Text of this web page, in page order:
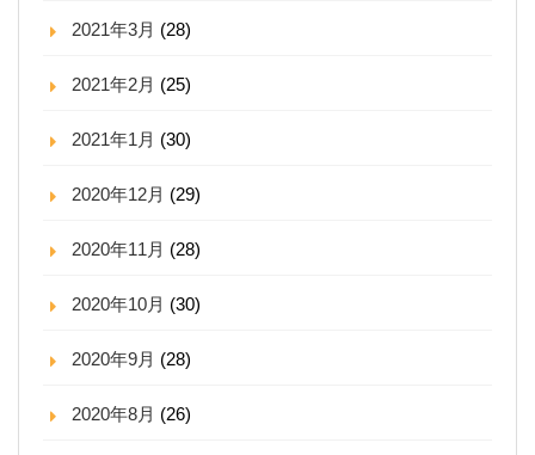
2021年3月 (28)
2021年2月 (25)
2021年1月 (30)
2020年12月 (29)
2020年11月 (28)
2020年10月 (30)
2020年9月 (28)
2020年8月 (26)